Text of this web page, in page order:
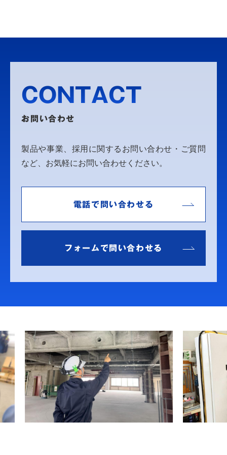
CONTACT
お問い合わせ
製品や事業、採用に関するお問い合わせ・ご質問
など、お気軽にお問い合わせください。
電話で問い合わせる
フォームで問い合わせる